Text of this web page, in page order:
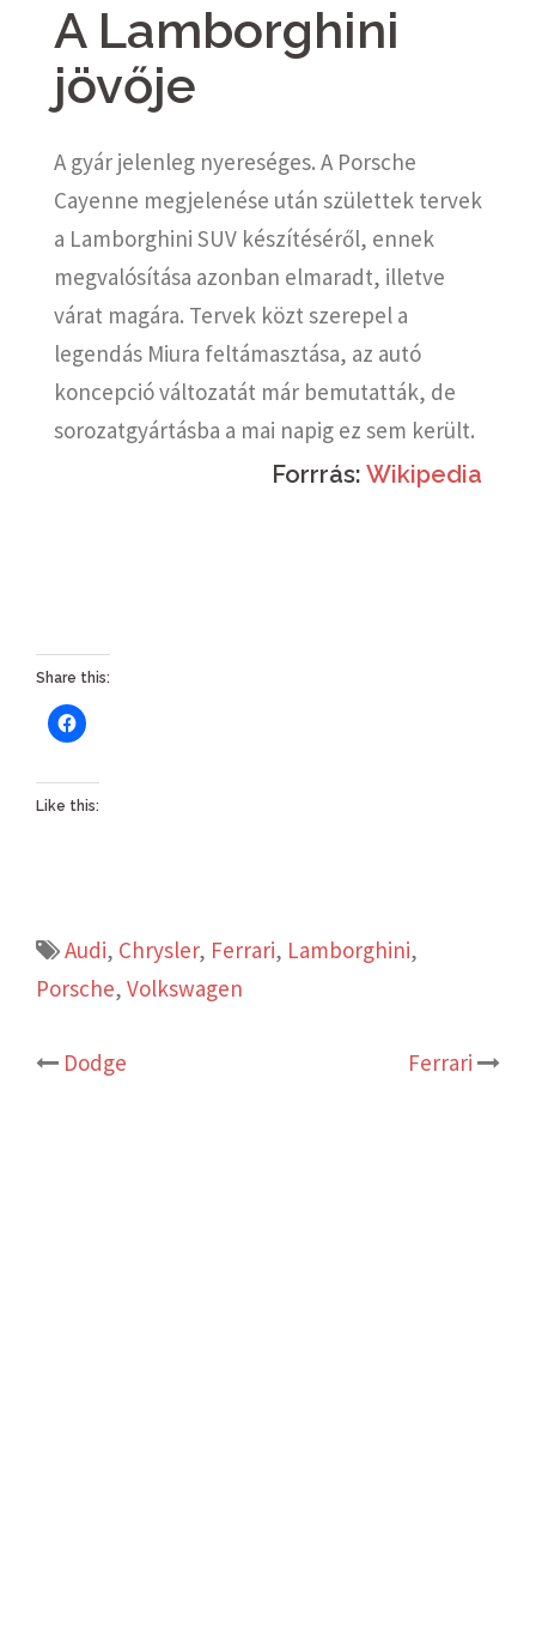
A Lamborghini
jövője
A gyár jelenleg nyereséges. A Porsche
Cayenne megjelenése után születtek tervek
a Lamborghini SUV készítéséről, ennek
megvalósítása azonban elmaradt, illetve
várat magára. Tervek közt szerepel a
legendás Miura feltámasztása, az autó
koncepció változatát már bemutatták, de
sorozatgyártásba a mai napig ez sem került.
Forrrás: Wikipedia
Share this:
Like this:
Audi, Chrysler, Ferrari, Lamborghini,
Porsche, Volkswagen
Post
Dodge Ferrari